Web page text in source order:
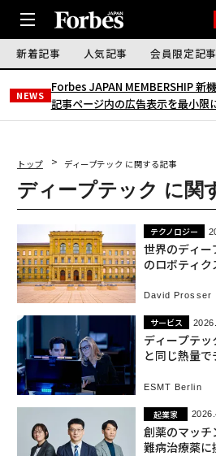
新着記事 人気記事 会員限定記事
NEWS
Forbes JAPAN MEMBERSHIP 新機
記事ページ内の広告表示を最小限
トップ ディープテック に関する記事
ディープテック に関
テクノロジー
世界のディー
のロボティ
David Prosser
サービス
ディープテ
と同じ熱量
ESMT Berlin
起業家
創薬のマッチ
難病治療薬に